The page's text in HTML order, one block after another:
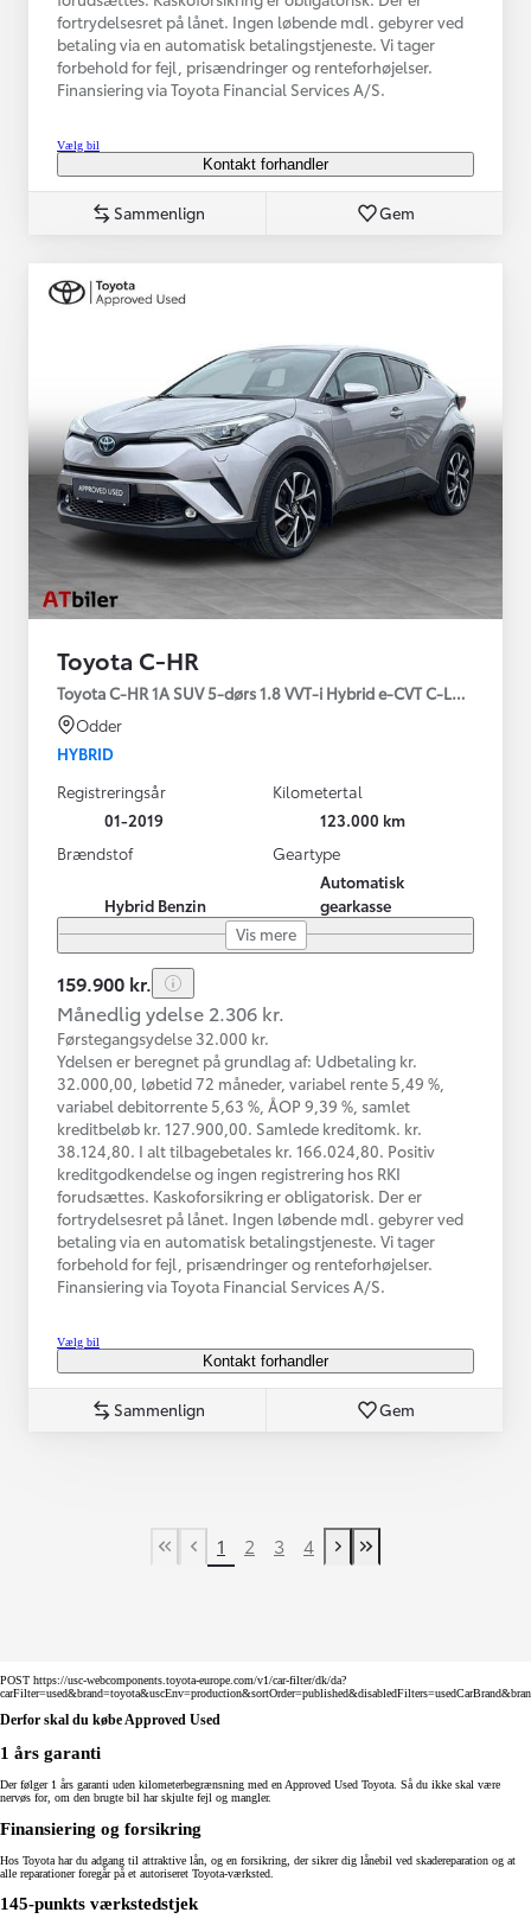
fortrydelsesret på lånet. Ingen løbende mdl. gebyrer ved
betaling via en automatisk betalingstjeneste. Vi tager
forbehold for fejl, prisændringer og renteforhøjelser.
Finansiering via Toyota Financial Services A/S.
Vælg bil
Kontakt forhandler
Sammenlign Gem
Toyota C-HR
Toyota C-HR 1A SUV 5-dørs 1.8 VVT-i Hybrid e-CVT C-LUB -
Odder
HYBRID
Registreringsår
01-2019
Kilometertal
123.000 km
Brændstof
Hybrid Benzin
Geartype
Automatisk
gearkasse
Vis mere
159.900 kr.
Månedlig ydelse 2.306 kr.
Førstegangsydelse 32.000 kr.
Ydelsen er beregnet på grundlag af: Udbetaling kr.
32.000,00, løbetid 72 måneder, variabel rente 5,49 %,
variabel debitorrente 5,63 %, ÅOP 9,39 %, samlet
kreditbeløb kr. 127.900,00. Samlede kreditomk. kr.
38.124,80. I alt tilbagebetales kr. 166.024,80. Positiv
kreditgodkendelse og ingen registrering hos RKI
forudsættes. Kaskoforsikring er obligatorisk. Der er
fortrydelsesret på lånet. Ingen løbende mdl. gebyrer ved
betaling via en automatisk betalingstjeneste. Vi tager
forbehold for fejl, prisændringer og renteforhøjelser.
Finansiering via Toyota Financial Services A/S.
Vælg bil
Kontakt forhandler
Sammenlign Gem
First Page
Tidligere side
1 2 3 4
Næste side
Last Page
POST https://usc-webcomponents.toyota-europe.com/v1/car-filter/dk/da?
Derfor skal du købe Approved Used
1 års garanti
Der følger 1 års garanti uden kilometerbegrænsning med en Approved Used Toyota. Så du ikke skal være
nervøs for, om den brugte bil har skjulte fejl og mangler.
Finansiering og forsikring
Hos Toyota har du adgang til attraktive lån, og en forsikring, der sikrer dig lånebil ved skadereparation og at
alle reparationer foregår på et autoriseret Toyota-værksted.
145-punkts værkstedstjek